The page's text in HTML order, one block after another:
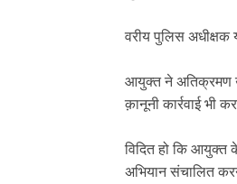
वरीय पुलिस अधीक्षक
आयुक्त ने अतिक्रमण
क़ानूनी कार्रवाई भी
विदित हो कि आयुक्त
अभियान संचालित